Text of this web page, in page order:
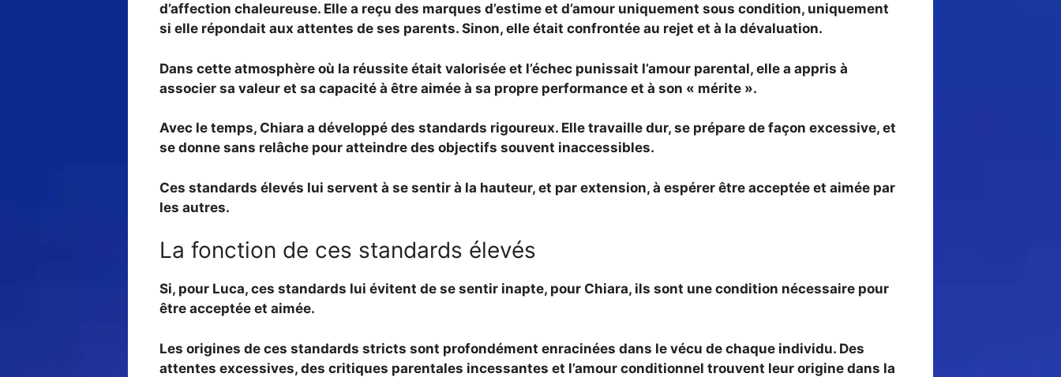
d’affection chaleureuse. Elle a reçu des marques d’estime et d’amour uniquement sous condition, uniquement
si elle répondait aux attentes de ses parents. Sinon, elle était confrontée au rejet et à la dévaluation.
Dans cette atmosphère où la réussite était valorisée et l’échec punissait l’amour parental, elle a appris à
associer sa valeur et sa capacité à être aimée à sa propre performance et à son « mérite ».
Avec le temps, Chiara a développé des standards rigoureux. Elle travaille dur, se prépare de façon excessive, et
se donne sans relâche pour atteindre des objectifs souvent inaccessibles.
Ces standards élevés lui servent à se sentir à la hauteur, et par extension, à espérer être acceptée et aimée par
les autres.
La fonction de ces standards élevés
Si, pour Luca, ces standards lui évitent de se sentir inapte, pour Chiara, ils sont une condition nécessaire pour
être acceptée et aimée.
Les origines de ces standards stricts sont profondément enracinées dans le vécu de chaque individu. Des
attentes excessives, des critiques parentales incessantes et l’amour conditionnel trouvent leur origine dans la